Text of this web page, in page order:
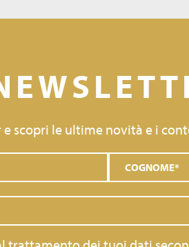
scopri le ultime novità e i